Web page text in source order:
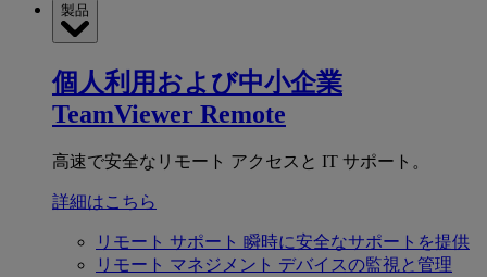
製品
個人利用および中小企業
TeamViewer Remote
高速で安全なリモート アクセスと IT サポート。
詳細はこちら
リモート サポート 瞬時に安全なサポートを提供
リモート マネジメント デバイスの監視と管理